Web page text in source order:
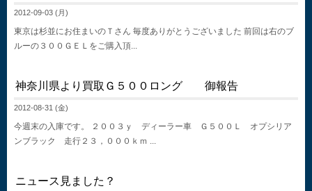
2012-09-03 (月)
東京は杉並にお住まいのＴさん 毎度ありがとうございました 前回は右のブ
ルーの３００ＧＥＬをご購入頂...
神奈川県より買取Ｇ５００ロング 御報告
2012-08-31 (金)
今週末の入庫です。 ２００３ｙ ディーラー車 Ｇ５００Ｌ オプシリア
ンブラック 走行２３，０００ｋｍ ...
ニュース見ました？